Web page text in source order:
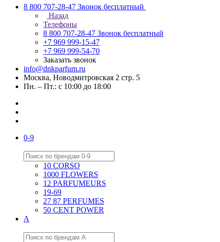
8 800 707-28-47 Звонок бесплатный
Назад
Телефоны
8 800 707-28-47 Звонок бесплатный
+7 969 999-15-47
+7 969 999-54-70
Заказать звонок
info@dnkparfum.ru
Москва, Новодмитровская 2 стр. 5
Пн. – Пт.: с 10:00 до 18:00
0-9
10 CORSO
1000 FLOWERS
12 PARFUMEURS
19-69
27 87 PERFUMES
50 CENT POWER
A